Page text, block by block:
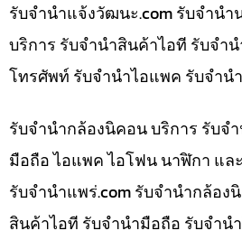
รับจํานําแจ้งวัฒนะ.com รับจำนำ
บริการ รับจำนำสินค้าไอที รับจำ
โทรศัพท์ รับจำนำไอแพค รับจำน
รับจำนำกล้องนิคอน บริการ รับจ
มือถือ ไอแพค ไอโฟน นาฬิกา แล
รับจํานําแพร่.com รับจำนำกล้อง
สินค้าไอที รับจำนำมือถือ รับจำน